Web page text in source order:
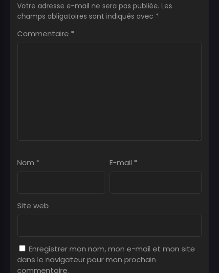
Votre adresse e-mail ne sera pas publiée. Les
champs obligatoires sont indiqués avec *
Commentaire *
Nom * E-mail *
Site web
Enregistrer mon nom, mon e-mail et mon site
dans le navigateur pour mon prochain
commentaire.